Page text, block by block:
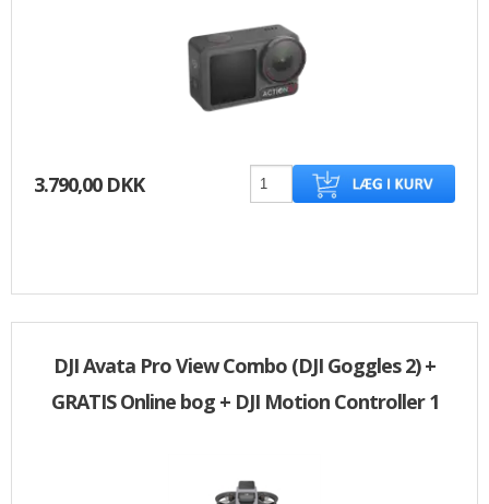
3.790,00 DKK
DJI Avata Pro View Combo (DJI Goggles 2) +
GRATIS Online bog + DJI Motion Controller 1